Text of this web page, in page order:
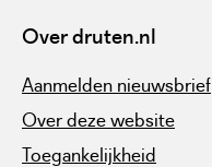
Over druten.nl
Aanmelden nieuwsbrief
Over deze website
Toegankelijkheid